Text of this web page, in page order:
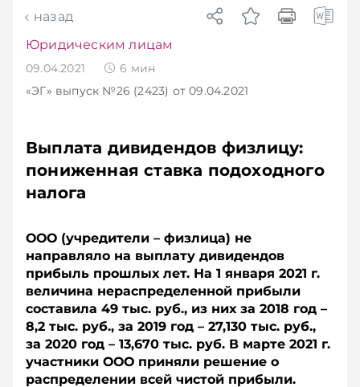
назад
Юридическим лицам
09.04.2021 6 мин
«ЭГ» выпуск №26 (2423) от 09.04.2021
Выплата дивидендов физлицу:
пониженная ставка подоходного
налога
ООО (учредители – физлица) не
направляло на выплату дивидендов
прибыль прошлых лет. На 1 января 2021 г.
величина нераспределенной прибыли
составила 49 тыс. руб., из них за 2018 год –
8,2 тыс. руб., за 2019 год – 27,130 тыс. руб.,
за 2020 год – 13,670 тыс. руб. В марте 2021 г.
участники ООО приняли решение о
распределении всей чистой прибыли.